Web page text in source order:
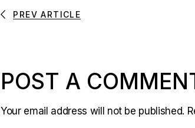
PREV ARTICLE
POST A
Your email address will not be published.